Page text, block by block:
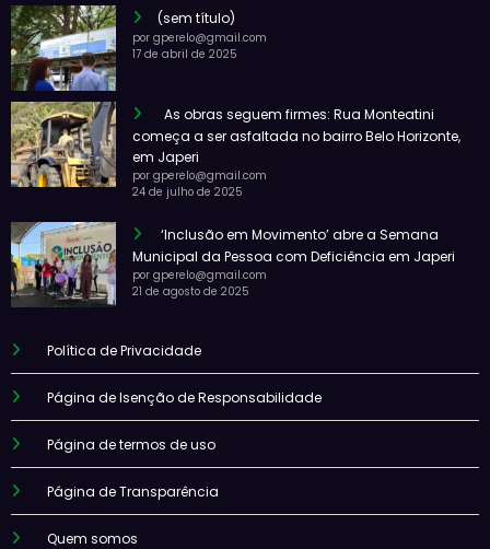
(sem título)
por gperelo@gmail.com
17 de abril de 2025
As obras seguem firmes: Rua Monteatini
começa a ser asfaltada no bairro Belo Horizonte,
em Japeri
por gperelo@gmail.com
24 de julho de 2025
‘Inclusão em Movimento’ abre a Semana
Municipal da Pessoa com Deficiência em Japeri
por gperelo@gmail.com
21 de agosto de 2025
Política de Privacidade
Página de Isenção de Responsabilidade
Página de termos de uso
Página de Transparência
Quem somos